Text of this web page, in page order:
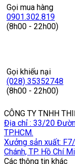
Gọi mua hàng
0901.302.819
(8h00 - 22h00)
Gọi khiếu nại
(028) 35352748
(8h00 - 22h00)
CÔNG TY TNHH
Địa chỉ : 33/20
TP.HCM.
Xưởng sản xuất:
Chánh, TP. Hồ Chí
Các thông tin khác